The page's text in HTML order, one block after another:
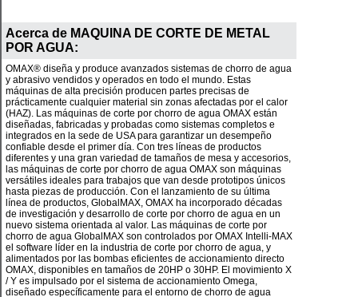
Acerca de MAQUINA DE CORTE DE METAL
POR AGUA:
OMAX® diseña y produce avanzados sistemas de chorro de agua
y abrasivo vendidos y operados en todo el mundo. Estas
máquinas de alta precisión producen partes precisas de
prácticamente cualquier material sin zonas afectadas por el calor
(HAZ). Las máquinas de corte por chorro de agua OMAX están
diseñadas, fabricadas y probadas como sistemas completos e
integrados en la sede de USA para garantizar un desempeño
confiable desde el primer día. Con tres líneas de productos
diferentes y una gran variedad de tamaños de mesa y accesorios,
las máquinas de corte por chorro de agua OMAX son máquinas
versátiles ideales para trabajos que van desde prototipos únicos
hasta piezas de producción. Con el lanzamiento de su última
línea de productos, GlobalMAX, OMAX ha incorporado décadas
de investigación y desarrollo de corte por chorro de agua en un
nuevo sistema orientada al valor. Las máquinas de corte por
chorro de agua GlobalMAX son controlados por OMAX Intelli-MAX
el software líder en la industria de corte por chorro de agua, y
alimentados por las bombas eficientes de accionamiento directo
OMAX, disponibles en tamaños de 20HP o 30HP. El movimiento X
/ Y es impulsado por el sistema de accionamiento Omega,
diseñado específicamente para el entorno de chorro de agua